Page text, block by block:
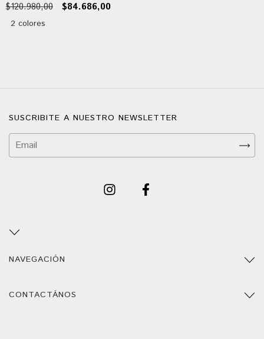
$120.980,00 $84.686,00
2 colores
SUSCRIBITE A NUESTRO NEWSLETTER
NAVEGACIÓN
CONTACTÁNOS